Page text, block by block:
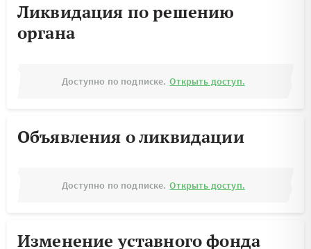
Ликвидация по решению
органа
Доступно по подписке. Открыть доступ.
Объявления о ликвидации
Доступно по подписке. Открыть доступ.
Изменение уставного фонда